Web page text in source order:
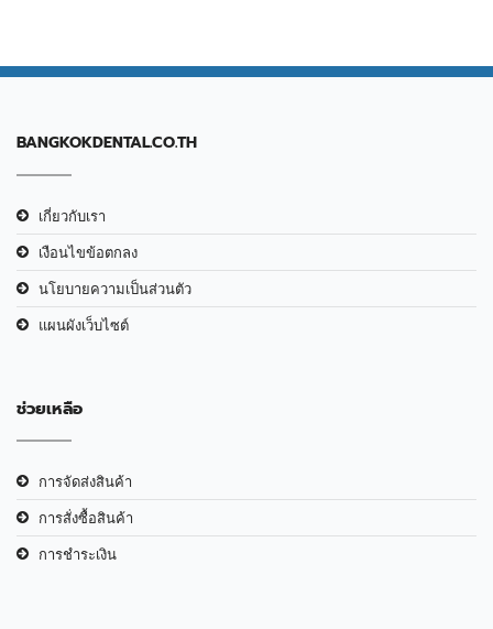
BANGKOKDENTAL.CO.TH
เกี่ยวกับเรา
เงือนไขข้อตกลง
นโยบายความเป็นส่วนตัว
แผนผังเว็บไซต์
ช่วยเหลือ
การจัดส่งสินค้า
การสั่งซื้อสินค้า
การชำระเงิน